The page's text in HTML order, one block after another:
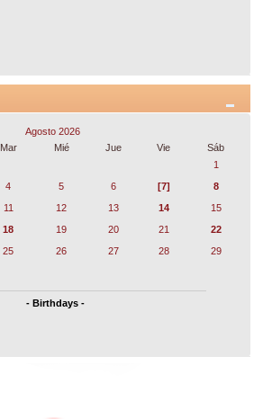
Agosto 2026
Mar Mié Jue Vie
Sáb
1
4 5 6 [7]
8
11 12 13 14
15
18 19 20 21
22
25 26 27 28
29
- Birthdays -